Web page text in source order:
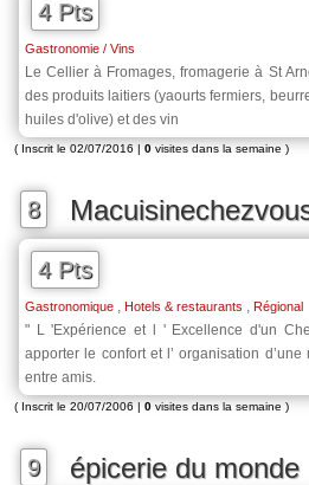
4 Pts
Gastronomie / Vins
Le Cellier à Fromages, fromagerie à St
des produits laitiers (yaourts fermiers,
huiles d'olive) et des vin
( Inscrit le 02/07/2016 | 0 visites dans la semaine )
8
4 Pts
Gastronomique , Hotels & restaurants , Régional
" L 'Expérience et l ' Excellence d'un
apporter le confort et l’ organisation
entre amis.
( Inscrit le 20/07/2006 | 0 visites dans la semaine )
9 épicerie du monde